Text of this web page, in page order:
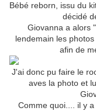
Bébé reborn, issu du
décidé
Giovanna a alors
lendemain les
afin de
J'ai donc pu faire le
aves la photo et
Comme quoi.... il y